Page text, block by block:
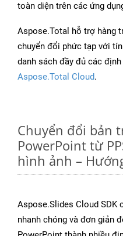
toàn diện trên các ứng
Aspose.Total hỗ trợ hàng
chuyển đổi phức tạp với
danh sách đầy đủ các
Aspose.Total Cloud.
Chuyển đổi bản
PowerPoint từ
hình ảnh –
Aspose.Slides Cloud SDK
nhanh chóng và đơn giản